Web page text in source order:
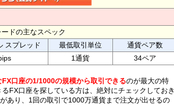
ドの主なスペック
スプレッド 最低取引単位
通貨ペア数
1通貨
34ペア
FX口座の1/1000の規模から取引できるのが最大の特
FX口座を探している方は、絶対にチェックしておき
あり、1回の取引で1000万通貨まで注文が出せるの